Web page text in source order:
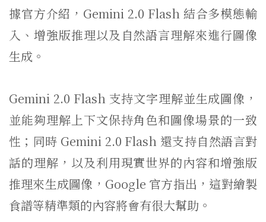
據官方介紹，Gemini 2.0 Flash 結合多模態輸
入、增強版推理以及自然語言理解來進行圖像
生成。
Gemini 2.0 Flash 支持文字理解並生成圖像，
並能夠理解上下文保持角色和圖像場景的一致
性；同時 Gemini 2.0 Flash 還支持自然語言對
話的理解，以及利用現實世界的內容和增強版
推理來生成圖像，Google 官方指出，這對繪製
食譜等精準類的內容將會有很大幫助。